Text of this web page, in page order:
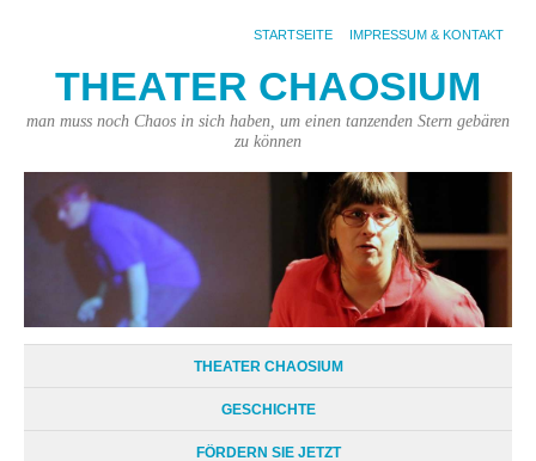
STARTSEITE IMPRESSUM & KONTAKT
THEATER CHAOSIUM
man muss noch Chaos in sich haben, um einen tanzenden Stern gebären
zu können
THEATER CHAOSIUM
GESCHICHTE
FÖRDERN SIE JETZT